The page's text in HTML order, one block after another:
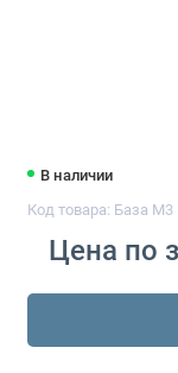
В наличии
Код товара: База М3
Цена по